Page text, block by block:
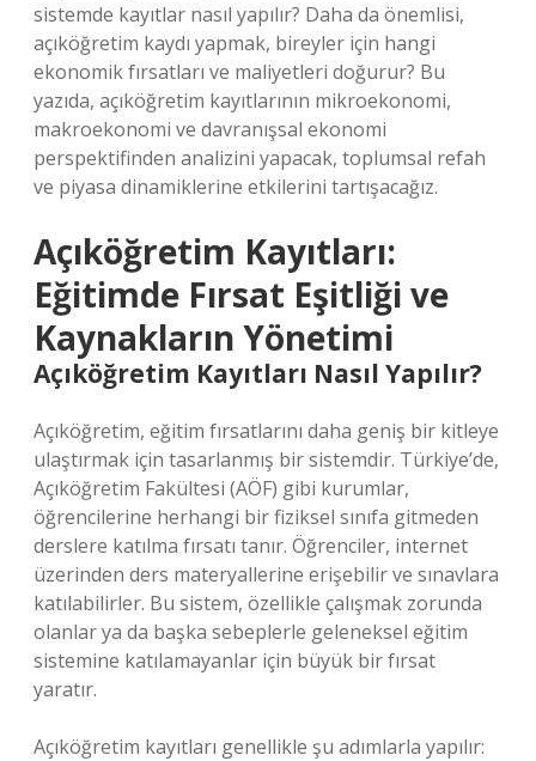
sistemde kayıtlar nasıl yapılır? Daha da önemlisi,
açıköğretim kaydı yapmak, bireyler için hangi
ekonomik fırsatları ve maliyetleri doğurur? Bu
yazıda, açıköğretim kayıtlarının mikroekonomi,
makroekonomi ve davranışsal ekonomi
perspektifinden analizini yapacak, toplumsal refah
ve piyasa dinamiklerine etkilerini tartışacağız.
Açıköğretim Kayıtları:
Eğitimde Fırsat Eşitliği ve
Kaynakların Yönetimi
Açıköğretim Kayıtları Nasıl Yapılır?
Açıköğretim, eğitim fırsatlarını daha geniş bir kitleye
ulaştırmak için tasarlanmış bir sistemdir. Türkiye’de,
Açıköğretim Fakültesi (AÖF) gibi kurumlar,
öğrencilerine herhangi bir fiziksel sınıfa gitmeden
derslere katılma fırsatı tanır. Öğrenciler, internet
üzerinden ders materyallerine erişebilir ve sınavlara
katılabilirler. Bu sistem, özellikle çalışmak zorunda
olanlar ya da başka sebeplerle geleneksel eğitim
sistemine katılamayanlar için büyük bir fırsat
yaratır.
Açıköğretim kayıtları genellikle şu adımlarla yapılır: